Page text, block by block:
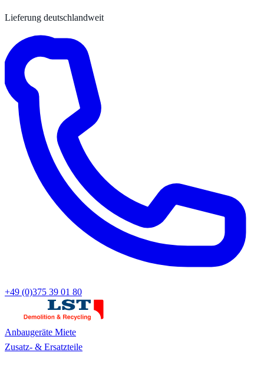
Lieferung deutschlandweit
+49 (0)375 39 01 80
Anbaugeräte Miete
Zusatz- & Ersatzteile